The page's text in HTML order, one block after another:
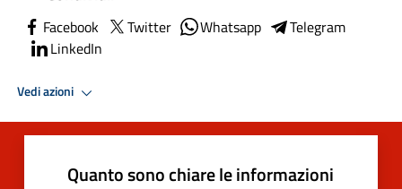
Facebook Twitter Whatsapp
Telegram
LinkedIn
Vedi azioni
Quanto sono chiare le informazioni